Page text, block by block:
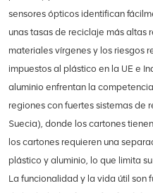
sensores ópticos identifican
unas tasas de reciclaje más altas
materiales vírgenes y los riesgos
impuestos al plástico en la UE e
aluminio enfrentan la
regiones con fuertes sistemas de
Suecia), donde los cartones
los cartones requieren una
plástico y aluminio, lo que limita
La funcionalidad y la vida útil son